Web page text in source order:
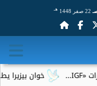
22 صفر 1448 هـ
خوان بيزيرا يطلب